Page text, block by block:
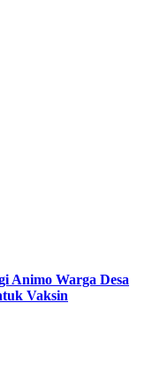
Animo Warga Desa
Vaksin